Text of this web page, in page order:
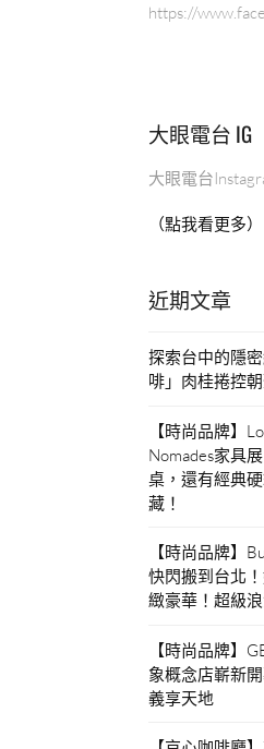
https://
大眼電台 IG
大眼電台
（點我看更多）
近期文章
探索台中的隱
啡」肉桂捲控
【時尚品牌】
Nomades家具
桌，還有經典
藏！
【時尚品牌】
快閃搬到台北
緻豪華！超級浪
【時尚品牌】
象概念店嶄新
義享天地